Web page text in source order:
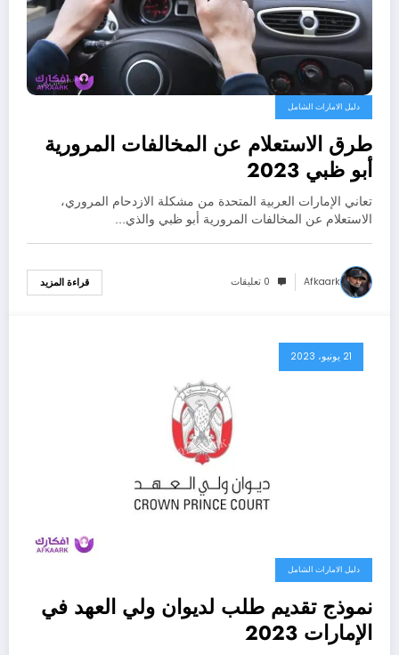
دليل الامارات الشامل
طرق الاستعلام عن المخالفات المرورية
أبو ظبي 2023
تعاني الإمارات العربية المتحدة من مشكلة الازدحام المروري،
الاستعلام عن المخالفات المرورية أبو ظبي والذي…
Afkaark 0 تعليقات قراءة المزيد
21 يونيو، 2023
دليل الامارات الشامل
نموذج تقديم طلب لديوان ولي العهد في
الإمارات 2023